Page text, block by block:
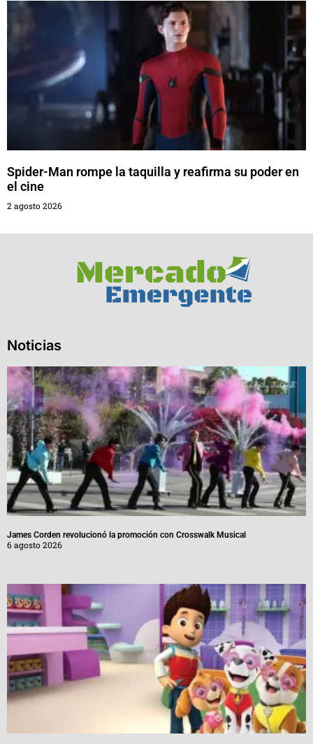
Spider-Man rompe la taquilla y reafirma su poder en
el cine
2 agosto 2026
Noticias
James Corden revolucionó la promoción con Crosswalk Musical
6 agosto 2026